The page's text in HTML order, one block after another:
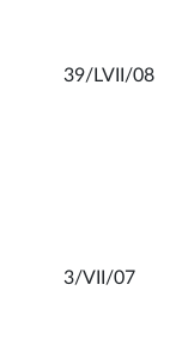
39/LVII/08
3/VII/07